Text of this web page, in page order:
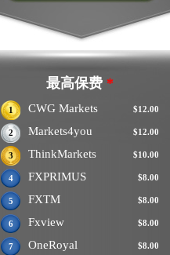
最高保费 *
$12.00
1 CWG Markets
$12.00
2 Markets4you
$10.00
3 ThinkMarkets
$8.00
4 FXPRIMUS
$8.00
5 FXTM
$8.00
6 Fxview
$8.00
7 OneRoyal